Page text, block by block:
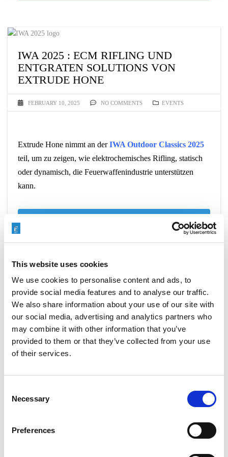
This website uses cookies
We use cookies to personalise content and ads, to
provide social media features and to analyse our traffic.
We also share information about your use of our site with
our social media, advertising and analytics partners who
may combine it with other information that you’ve
provided to them or that they’ve collected from your use
of their services.
Selection
Necessary
Preferences
IWA 2025 : ECM RIFLING UND
ENTGRATEN SOLUTIONS VON
EXTRUDE HONE
FEBRUARY 10, 2025 NO COMMENTS EVENTS
Extrude Hone nimmt an derIWA Outdoor Classics 2025
teil, um zu zeigen, wie elektrochemisches Rifling, statisch
oder dynamisch, die Feuerwaffenindustrie unterstützen
kann.
EXTRUDE HONE RIFLING-
LÖSUNGEN AUF DER SHOT SHOW
2025
JANUARY 21, 2025 NO COMMENTS EVENTS
Extrude Hone nimmt wieder einmal an der Shot Show
Extrude Hone Lösungen für das Rifling werden während
der SHOT WEEK Supplier Showcase gezeigt… und dann
haben wir eine besondere Überraschung für